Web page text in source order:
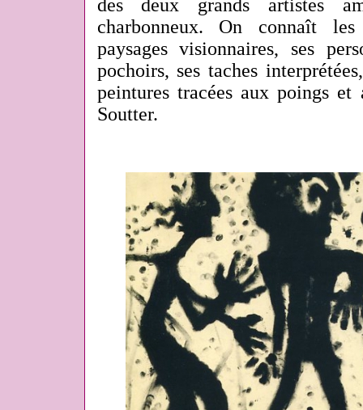
des deux grands artistes
charbonneux. On connaît
paysages visionnaires, ses
pochoirs, ses taches
peintures tracées aux poings
Soutter.